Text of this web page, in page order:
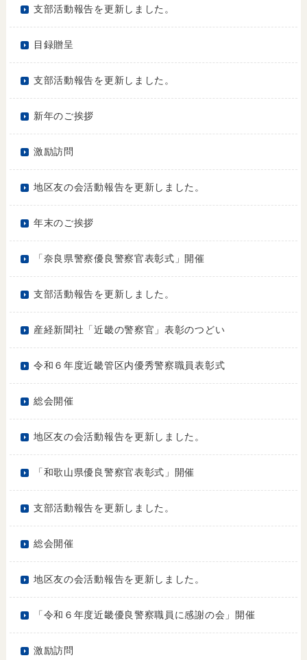
支部活動報告を更新しました。
目録贈呈
支部活動報告を更新しました。
新年のご挨拶
激励訪問
地区友の会活動報告を更新しました。
年末のご挨拶
「奈良県警察優良警察官表彰式」開催
支部活動報告を更新しました。
産経新聞社「近畿の警察官」表彰のつどい
令和６年度近畿管区内優秀警察職員表彰式
総会開催
地区友の会活動報告を更新しました。
「和歌山県優良警察官表彰式」開催
支部活動報告を更新しました。
総会開催
地区友の会活動報告を更新しました。
「令和６年度近畿優良警察職員に感謝の会」開催
激励訪問